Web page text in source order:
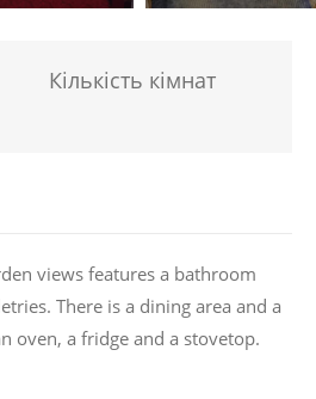
Кількість кімнат
views features a bathroom
There is a dining area and a
oven, a fridge and a stovetop.